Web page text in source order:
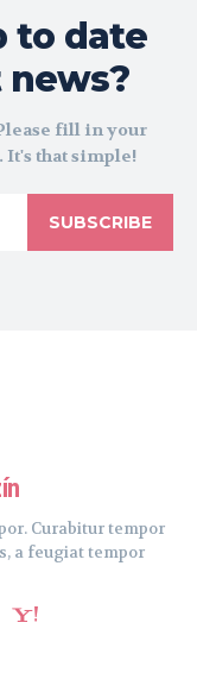
to date
fill in your
It's that simple!
SUBSCRIBE
Curabitur tempor
a feugiat tempor